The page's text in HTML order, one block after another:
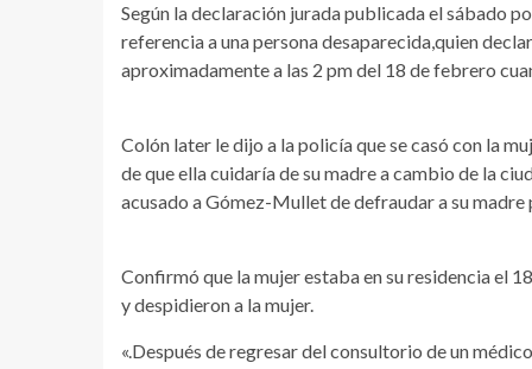
Según la declaración jurada publicada el sábado
referencia a una persona desaparecida,quien
aproximadamente a las 2 pm del 18 de febrero
Colón later le dijo a la policía que se casó con la
de que ella cuidaría de su madre a cambio de la
acusado a Gómez-Mullet de defraudar a su
Confirmó que la mujer estaba en su residencia el
y despidieron a la mujer.
«.Después de regresar del consultorio de un